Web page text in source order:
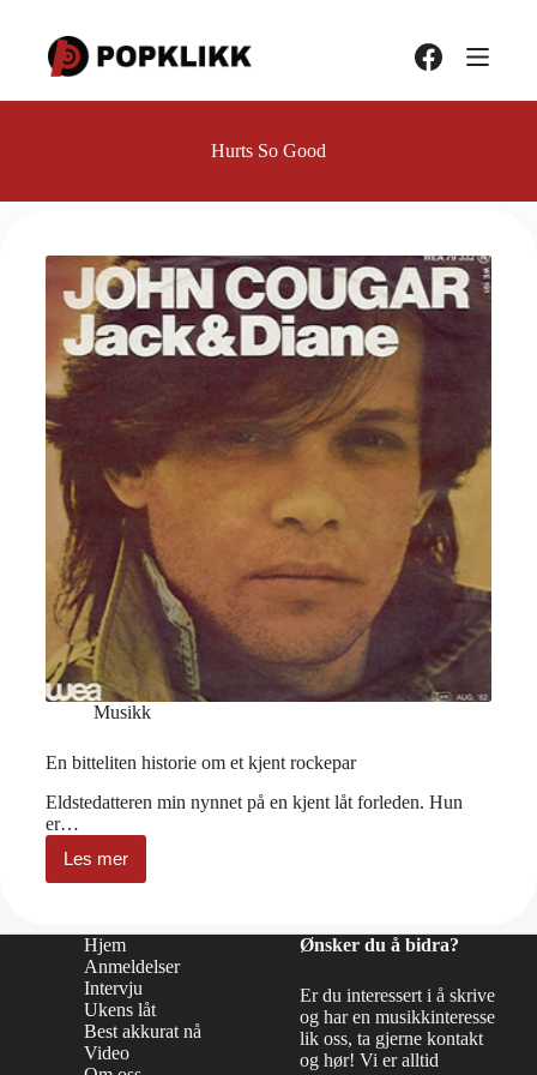
innholdet
Hurts So Good
Musikk
En bitteliten historie om et kjent rockepar
Eldstedatteren min nynnet på en kjent låt forleden. Hun
er…
Les mer
En
bitteliten
et
kjent
rockepar
Hjem
Anmeldelser
Intervju
Ukens låt
Best akkurat nå
Video
Ønsker du å bidra?
Er du interessert i å skrive
og har en musikkinteresse
lik oss, ta gjerne kontakt
og hør! Vi er alltid